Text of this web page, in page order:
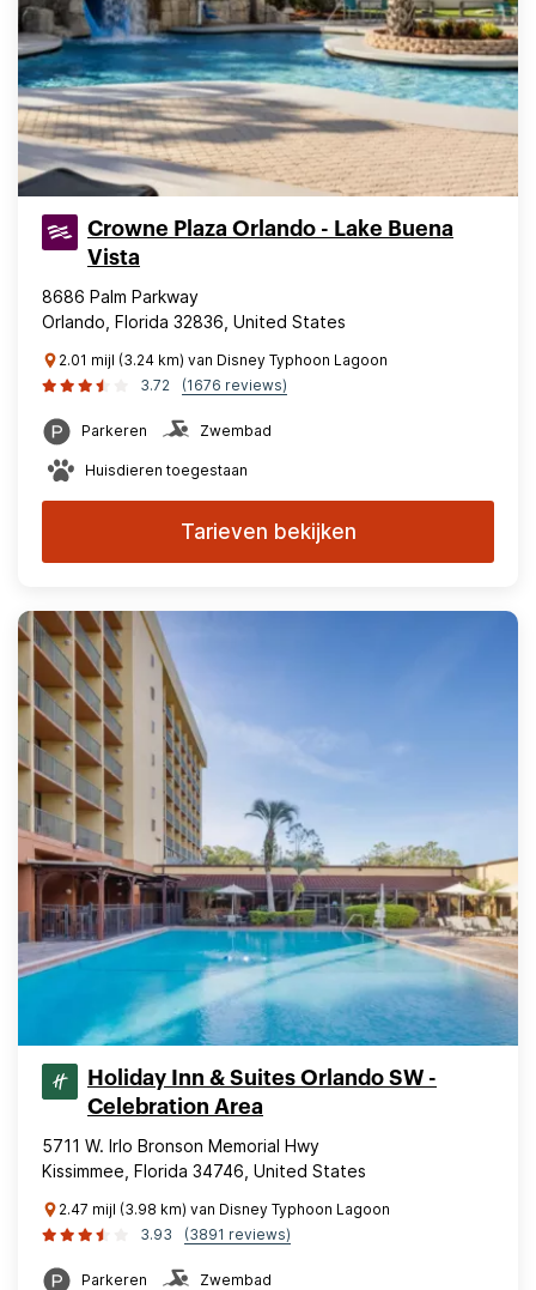
Crowne Plaza Orlando - Lake Buena
Vista
8686 Palm Parkway
Orlando, Florida 32836, United States
2.01 mijl (3.24 km) van Disney Typhoon Lagoon
3.72
(1676 reviews)
Parkeren Zwembad
Huisdieren toegestaan
Tarieven bekijken
Holiday Inn & Suites Orlando SW -
Celebration Area
5711 W. Irlo Bronson Memorial Hwy
Kissimmee, Florida 34746, United States
2.47 mijl (3.98 km) van Disney Typhoon Lagoon
3.93
(3891 reviews)
Parkeren Zwembad